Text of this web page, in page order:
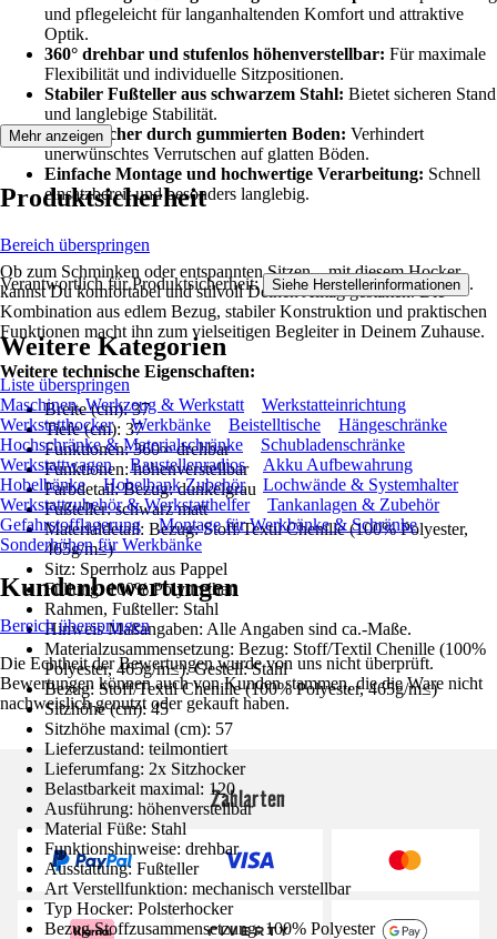
und pflegeleicht für langanhaltenden Komfort und attraktive
Optik.
360° drehbar und stufenlos höhenverstellbar: Für maximale
Flexibilität und individuelle Sitzpositionen.
Stabiler Fußteller aus schwarzem Stahl: Bietet sicheren Stand
und langlebige Stabilität.
Rutschsicher durch gummierten Boden: Verhindert
unerwünschtes Verrutschen auf glatten Böden.
Einfache Montage und hochwertige Verarbeitung: Schnell
einsatzbereit und besonders langlebig.
Ob zum Schminken oder entspannten Sitzen – mit diesem Hocker
kannst Du komfortabel und stilvoll Deinen Alltag gestalten. Die
Kombination aus edlem Bezug, stabiler Konstruktion und praktischen
Funktionen macht ihn zum vielseitigen Begleiter in Deinem Zuhause.
Weitere technische Eigenschaften:
Breite (cm): 37
Tiefe (cm): 37
Funktionen: 360∞ drehbar
Funktionen: höhenverstellbar
Farbdetail: Bezug: dunkelgrau
Fußteller: schwarz matt
Materialdetail: Bezug: Stoff/Textil Chenille (100% Polyester,
465g/m≤)
Sitz: Sperrholz aus Pappel
Füllung: 100% Polyurethan
Rahmen, Fußteller: Stahl
Hinweis Maßangaben: Alle Angaben sind ca.-Maße.
Materialzusammensetzung: Bezug: Stoff/Textil Chenille (100%
Polyester, 465g/m≤). Gestell: Stahl
Bezug: Stoff/Textil Chenille (100% Polyester, 465g/m≤)
Sitzhöhe (cm): 45
Sitzhöhe maximal (cm): 57
Lieferzustand: teilmontiert
Lieferumfang: 2x Sitzhocker
Belastbarkeit maximal: 120
Ausführung: höhenverstellbar
Material Füße: Stahl
Funktionshinweise: drehbar
Ausstattung: Fußteller
Art Verstellfunktion: mechanisch verstellbar
Typ Hocker: Polsterhocker
Bezug Stoffzusammensetzung: 100% Polyester
Mehr anzeigen
Produktsicherheit
Bereich überspringen
Verantwortlich für Produktsicherheit: Siehe Herstellerinformationen .
Weitere Kategorien
Liste überspringen
Maschinen, Werkzeug & Werkstatt
Werkstatteinrichtung
Werkstatthocker
Werkbänke Beistelltische
Hängeschränke
Hochschränke & Materialschränke
Schubladenschränke
Werkstattwagen
Baustellenradios
Akku Aufbewahrung
Hobelbänke
Hobelbank Zubehör
Lochwände & Systemhalter
Werkstattzubehör & Werkstatthelfer
Tankanlagen & Zubehör
Gefahrstofflagerung
Montage für Werkbänke & Schränke
Sonderhöhen für Werkbänke
Kundenbewertungen
Bereich überspringen
Die Echtheit der Bewertungen wurde von uns nicht überprüft.
Bewertungen können auch von Kunden stammen, die die Ware nicht
nachweislich genutzt oder gekauft haben.
Zahlarten